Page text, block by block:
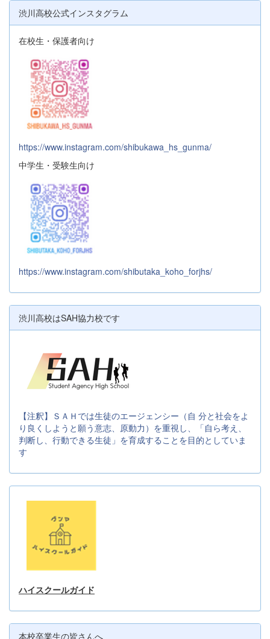
渋川高校公式インスタグラム
在校生・保護者向け
https://www.instagram.com/shibukawa_hs_gunma/
中学生・受験生向け
https://www.instagram.com/shibutaka_koho_forjhs/
渋川高校はSAH協力校です
【注釈】ＳＡＨでは生徒のエージェンシー（自 分と社会をよ
り良くしようと願う意志、原動力）を重視し、「自ら考え、
判断し、行動できる生徒」を育成することを目的としていま
す
ハイスクールガイド
本校卒業生の皆さんへ